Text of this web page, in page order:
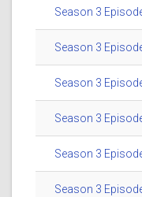
Season 3
Season 3
Season 3
Season 3
Season 3
Season 3